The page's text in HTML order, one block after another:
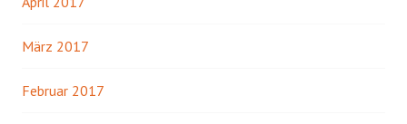
März 2017
Februar 2017